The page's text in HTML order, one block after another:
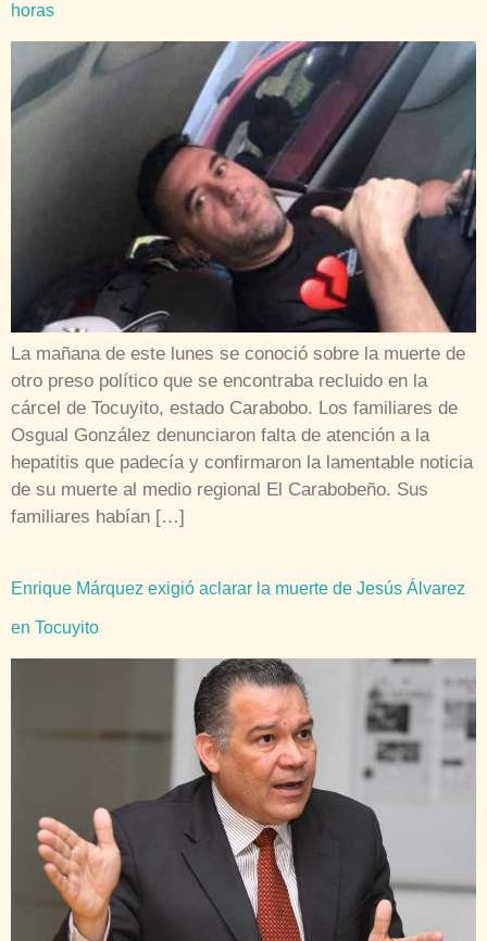
horas
La mañana de este lunes se conoció sobre la muerte de
otro preso político que se encontraba recluido en la
cárcel de Tocuyito, estado Carabobo. Los familiares de
Osgual González denunciaron falta de atención a la
hepatitis que padecía y confirmaron la lamentable noticia
de su muerte al medio regional El Carabobeño. Sus
familiares habían […]
Enrique Márquez exigió aclarar la muerte de Jesús Álvarez
en Tocuyito